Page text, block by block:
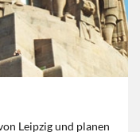
Leipzig und planen